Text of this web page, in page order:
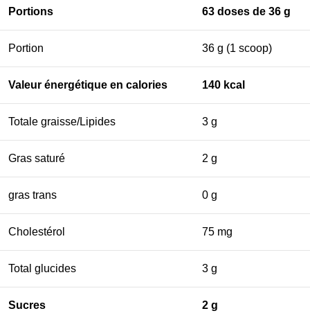
Portions 63 doses de 36 g
Portion 36 g (1 scoop)
Valeur énergétique en calories 140 kcal
Totale graisse/Lipides 3 g
Gras saturé 2 g
gras trans 0 g
Cholestérol 75 mg
Total glucides 3 g
Sucres 2 g